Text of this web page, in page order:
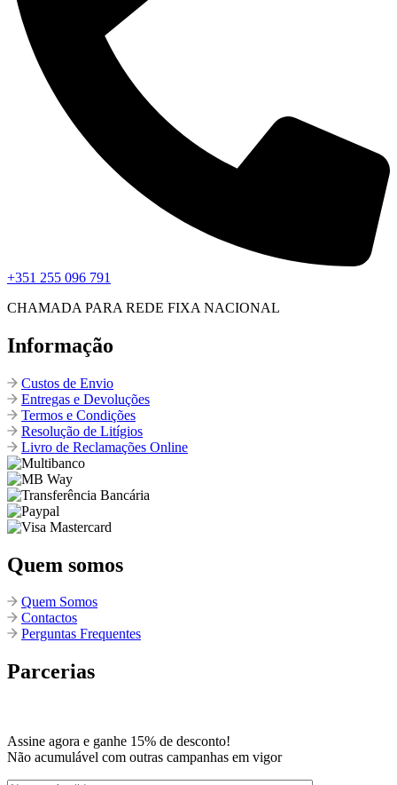
+351 255 096 791
CHAMADA PARA REDE FIXA NACIONAL
Informação
Custos de Envio
Entregas e Devoluções
Termos e Condições
Resolução de Litígios
Livro de Reclamações Online
Quem somos
Quem Somos
Contactos
Perguntas Frequentes
Parcerias
Assine agora e ganhe 15% de desconto!
Não acumulável com outras campanhas em vigor